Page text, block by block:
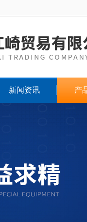
新闻资讯 产